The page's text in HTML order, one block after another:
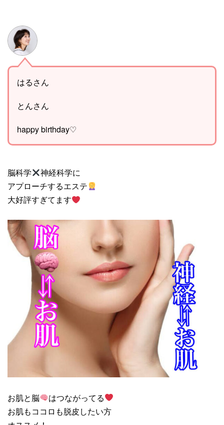
はるさん
とんさん
happy birthday♡
脳科学
神経科学に
アプローチするエステ
大好評すぎてます
お肌と脳
はつながってる
お肌もココロも脱皮したい方